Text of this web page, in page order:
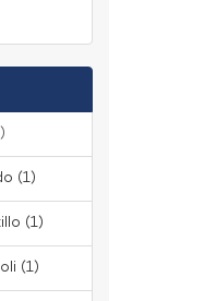
(1)
(1)
(1)